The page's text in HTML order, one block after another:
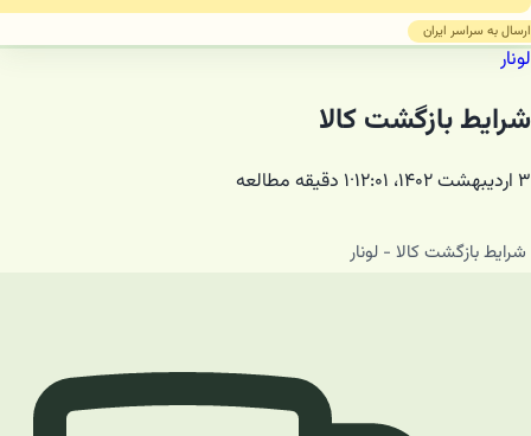
ارسال به سراسر ایران
لونار
شرایط بازگشت کالا
۳ اردیبهشت ۱۴۰۲، ۱۲:۰۱ ·۱ دقیقه مطالعه
شرایط بازگشت کالا - لونار